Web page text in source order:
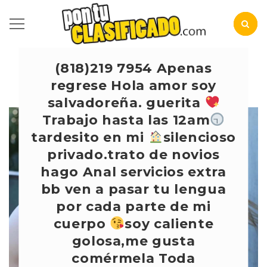
(818)219 7954 Apenas
regrese Hola amor soy
salvadoreña. guerita
Trabajo hasta las 12am
tardesito en mi
silencioso
privado.trato de novios
hago Anal servicios extra
bb ven a pasar tu lengua
por cada parte de mi
cuerpo
soy caliente
golosa,me gusta
comérmela Toda